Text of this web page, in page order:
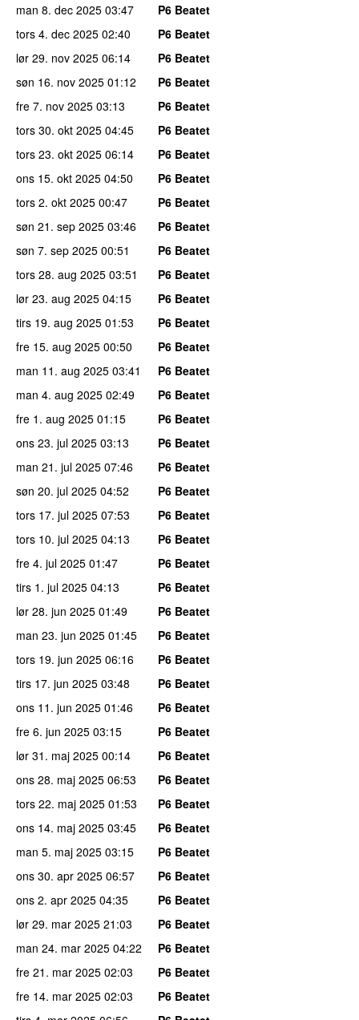
man 8. dec 2025 03:47
P6 Beatet
tors 4. dec 2025 02:40
P6 Beatet
lør 29. nov 2025 06:14
P6 Beatet
søn 16. nov 2025 01:12
P6 Beatet
fre 7. nov 2025 03:13
P6 Beatet
tors 30. okt 2025 04:45
P6 Beatet
tors 23. okt 2025 06:14
P6 Beatet
ons 15. okt 2025 04:50
P6 Beatet
tors 2. okt 2025 00:47
P6 Beatet
søn 21. sep 2025 03:46
P6 Beatet
søn 7. sep 2025 00:51
P6 Beatet
tors 28. aug 2025 03:51
P6 Beatet
lør 23. aug 2025 04:15
P6 Beatet
tirs 19. aug 2025 01:53
P6 Beatet
fre 15. aug 2025 00:50
P6 Beatet
man 11. aug 2025 03:41
P6 Beatet
man 4. aug 2025 02:49
P6 Beatet
fre 1. aug 2025 01:15
P6 Beatet
ons 23. jul 2025 03:13
P6 Beatet
man 21. jul 2025 07:46
P6 Beatet
søn 20. jul 2025 04:52
P6 Beatet
tors 17. jul 2025 07:53
P6 Beatet
tors 10. jul 2025 04:13
P6 Beatet
fre 4. jul 2025 01:47
P6 Beatet
tirs 1. jul 2025 04:13
P6 Beatet
lør 28. jun 2025 01:49
P6 Beatet
man 23. jun 2025 01:45
P6 Beatet
tors 19. jun 2025 06:16
P6 Beatet
tirs 17. jun 2025 03:48
P6 Beatet
ons 11. jun 2025 01:46
P6 Beatet
fre 6. jun 2025 03:15
P6 Beatet
lør 31. maj 2025 00:14
P6 Beatet
ons 28. maj 2025 06:53
P6 Beatet
tors 22. maj 2025 01:53
P6 Beatet
ons 14. maj 2025 03:45
P6 Beatet
man 5. maj 2025 03:15
P6 Beatet
ons 30. apr 2025 06:57
P6 Beatet
ons 2. apr 2025 04:35
P6 Beatet
lør 29. mar 2025 21:03
P6 Beatet
man 24. mar 2025 04:22
P6 Beatet
fre 21. mar 2025 02:03
P6 Beatet
fre 14. mar 2025 02:03
P6 Beatet